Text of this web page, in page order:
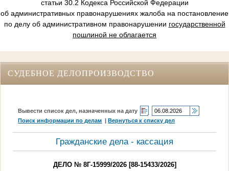
статьи 30.2 Кодекса Российской Федерации
об административных правонарушениях жалоба на постановление
по делу об административном правонарушении государственной
пошлиной не облагается
СУДЕБНОЕ ДЕЛОПРОИЗВОДСТВО
Вывести список дел, назначенных на дату
Поиск информации по делам |Вернуться к списку дел
Гражданские дела - кассация
ДЕЛО № 8Г-15999/2026 [88-15433/2026]